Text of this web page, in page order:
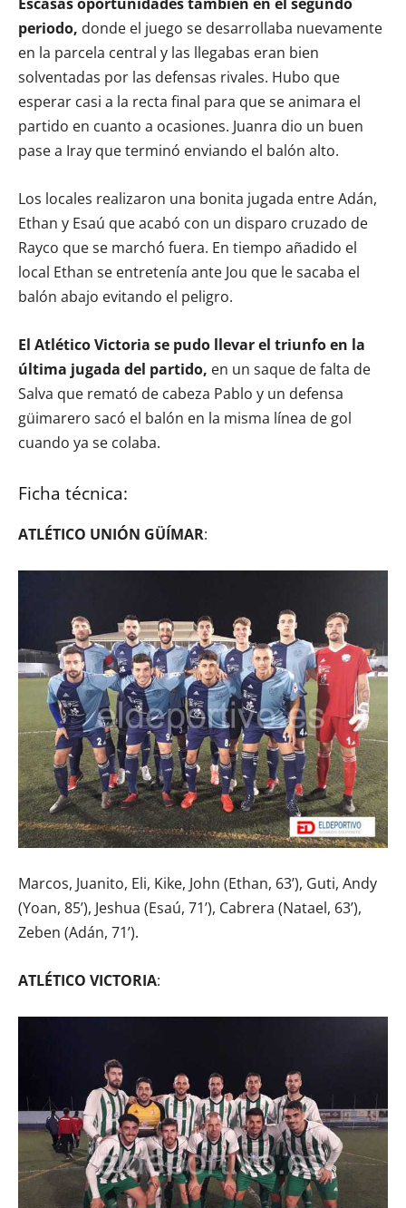
periodo, donde el juego se desarrollaba nuevamente
en la parcela central y las llegabas eran bien
solventadas por las defensas rivales. Hubo que
esperar casi a la recta final para que se animara el
partido en cuanto a ocasiones. Juanra dio un buen
pase a Iray que terminó enviando el balón alto.
Los locales realizaron una bonita jugada entre Adán,
Ethan y Esaú que acabó con un disparo cruzado de
Rayco que se marchó fuera. En tiempo añadido el
local Ethan se entretenía ante Jou que le sacaba el
balón abajo evitando el peligro.
El Atlético Victoria se pudo llevar el triunfo en la
última jugada del partido, en un saque de falta de
Salva que remató de cabeza Pablo y un defensa
güimarero sacó el balón en la misma línea de gol
cuando ya se colaba.
Ficha técnica:
ATLÉTICO UNIÓN GÜÍMAR:
Marcos, Juanito, Eli, Kike, John (Ethan, 63’), Guti, Andy
(Yoan, 85’), Jeshua (Esaú, 71’), Cabrera (Natael, 63’),
Zeben (Adán, 71’).
ATLÉTICO VICTORIA: